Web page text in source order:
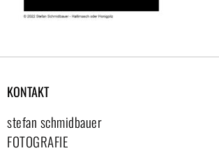
KONTAKT
stefan schmidbauer
FOTOGRAFIE